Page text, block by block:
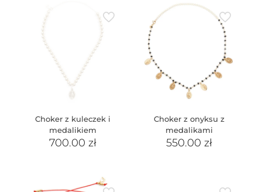
Choker z kuleczek i
medalikiem
700.00zł
Choker z onyksu z
medalikami
550.00 zł